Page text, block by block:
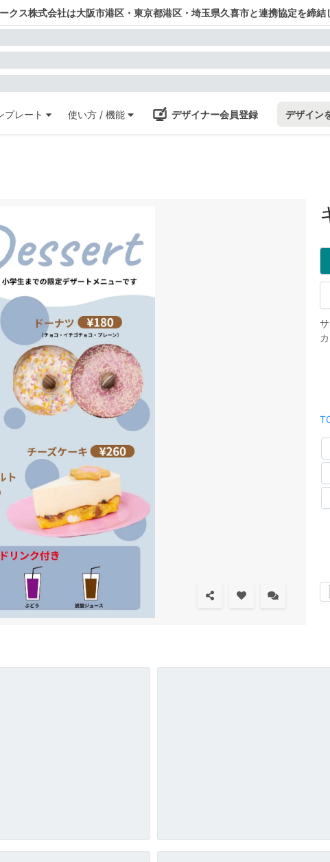
クス株式会社は大阪市港区・東京都港区・埼玉県久喜市と連携協定を締結
プレート 使い方 / 機能 デザイナー会員登録 デザイン